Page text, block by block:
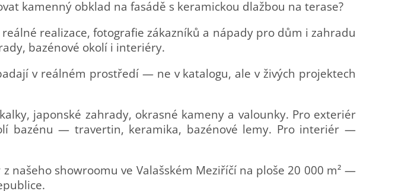
kamenný obklad na fasádě s keramickou dlažbou na terase?
realizace, fotografie zákazníků a nápady pro dům i zahradu
bazénové okolí i interiéry.
v reálném prostředí — ne v katalogu, ale v živých projektech
japonské zahrady, okrasné kameny a valounky. Pro exteriér
bazénu — travertin, keramika, bazénové lemy. Pro interiér —
našeho showroomu ve Valašském Meziříčí na ploše 20 000 m² —